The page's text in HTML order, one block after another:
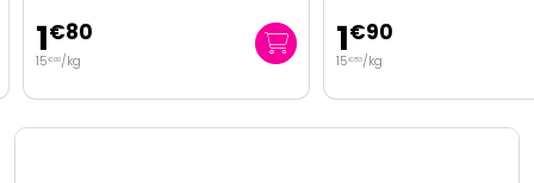
1€80
15€00/kg 1€90
15€83/kg